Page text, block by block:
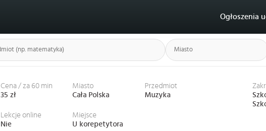
Ogłoszenia
Cena / za 60 min
35 zł
Lekcje online
Nie
Miasto
Cała Polska
Miejsce
U korepetytora
Przedmiot
Muzyka